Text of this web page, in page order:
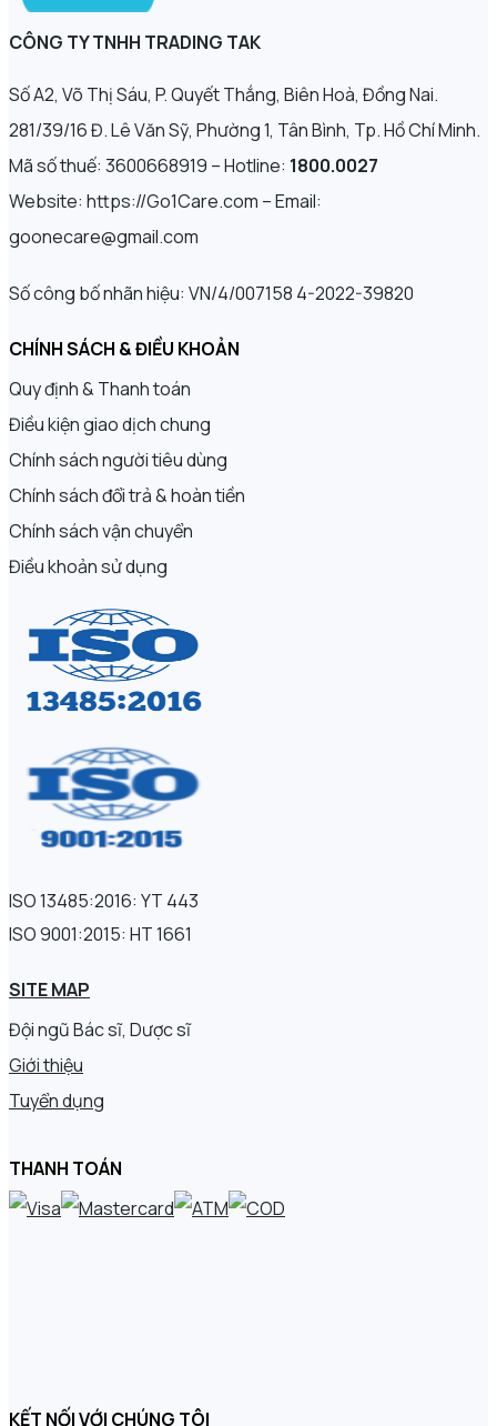
CÔNG TY TNHH TRADING TAK
Số A2, Võ Thị Sáu, P. Quyết Thắng, Biên Hoà, Đồng Nai.
281/39/16 Đ. Lê Văn Sỹ, Phường 1, Tân Bình, Tp. Hồ Chí Minh.
Mã số thuế: 3600668919 – Hotline: 1800.0027
Website: https://Go1Care.com – Email:
goonecare@gmail.com
Số công bố nhãn hiệu: VN/4/007158 4-2022-39820
CHÍNH SÁCH & ĐIỀU KHOẢN
Quy định & Thanh toán
Điều kiện giao dịch chung
Chính sách người tiêu dùng
Chính sách đổi trả & hoàn tiền
Chính sách vận chuyển
Điều khoản sử dụng
ISO 13485:2016: YT 443
ISO 9001:2015: HT 1661
SITE MAP
Đội ngũ Bác sĩ, Dược sĩ
Giới thiệu
Tuyển dụng
THANH TOÁN
KẾT NỐI VỚI CHÚNG TÔI